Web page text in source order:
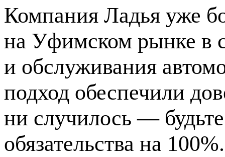
Компания Ладья уже
на Уфимском рынке в
и обслуживания
подход обеспечили
ни случилось —
обязательства на 100%.